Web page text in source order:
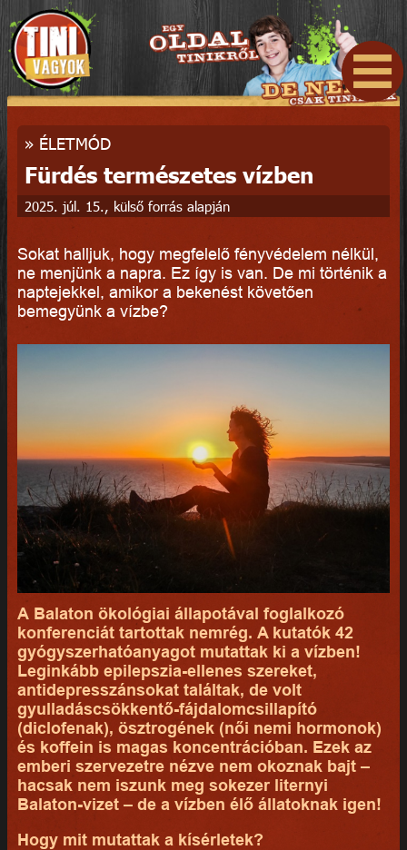
» ÉLETMÓD
Fürdés természetes vízben
2025. júl. 15., külső forrás alapján
Sokat halljuk, hogy megfelelő fényvédelem nélkül,
ne menjünk a napra. Ez így is van. De mi történik a
naptejekkel, amikor a bekenést követően
bemegyünk a vízbe?
A Balaton ökológiai állapotával foglalkozó
konferenciát tartottak nemrég. A kutatók 42
gyógyszerhatóanyagot mutattak ki a vízben!
Leginkább epilepszia-ellenes szereket,
antidepresszánsokat találtak, de volt
gyulladáscsökkentő-fájdalomcsillapító
(diclofenak), ösztrogének (női nemi hormonok)
és koffein is magas koncentrációban. Ezek az
emberi szervezetre nézve nem okoznak bajt –
hacsak nem iszunk meg sokezer liternyi
Balaton-vizet – de a vízben élő állatoknak igen!
Hogy mit mutattak a kísérletek?